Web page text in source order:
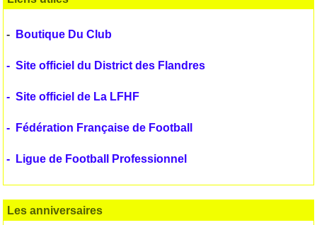
- Boutique Du Club
- Site officiel du District des Flandres
- Site officiel de La LFHF
- Fédération Française de Football
- Ligue de Football Professionnel
Les anniversaires